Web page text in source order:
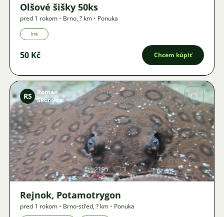
Olšové šišky 50ks
pred 1 rokom • Brno,? km • Ponuka
Iné
50 Kč Chcem kúpiť
Obrázok
RS
Roman
Skotnica
2195 3
Rejnok, Potamotrygon
pred 1 rokom • Brno-střed,? km • Ponuka